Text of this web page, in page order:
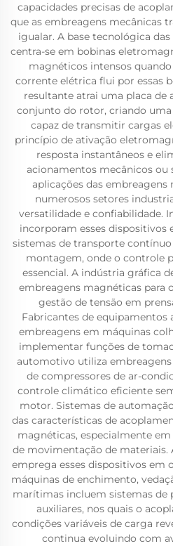
capacidades precisas de
que as embreagens mecânicas
igualar. A base tecnológica
centra-se em bobinas
magnéticos intensos
corrente elétrica flui por essas
resultante atrai uma placa de
conjunto do rotor, criando
capaz de transmitir cargas
princípio de ativação
resposta instantâneos e
acionamentos mecânicos ou
aplicações das
numerosos setores
versatilidade e confiabilidade.
incorporam esses dispositivos
sistemas de transporte
montagem, onde o controle
essencial. A indústria gráfica
embreagens magnéticas para
gestão de tensão em
Fabricantes de equipamentos
embreagens em máquinas
implementar funções de
automotivo utiliza
de compressores de ar-
controle climático eficiente
motor. Sistemas de
das características de
magnéticas, especialmente
de movimentação de materiais.
emprega esses dispositivos em
máquinas de enchimento,
marítimas incluem sistemas de
auxiliares, nos quais o
condições variáveis de carga
continua evoluindo com